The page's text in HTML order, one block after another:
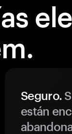
Seguro.
están